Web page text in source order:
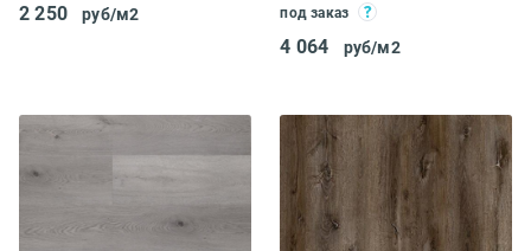
2 250 руб/м2
под заказ
4 064 руб/м2